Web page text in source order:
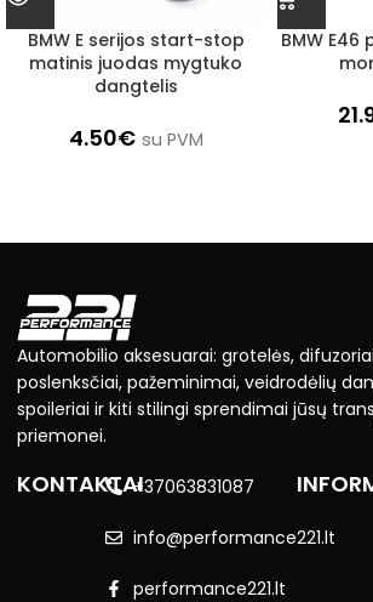
BMW E serijos start-stop
matinis juodas mygtuko
dangtelis
4.50€ su PVM
BMW E46
Automobilio aksesuarai: grotelės,
poslenksčiai, pažeminimai, veidrodėlių
spoileriai ir kiti stilingi sprendimai jūsų
priemonei.
KONTAKTAI+37063831087
info@performance221.lt
performance221.lt